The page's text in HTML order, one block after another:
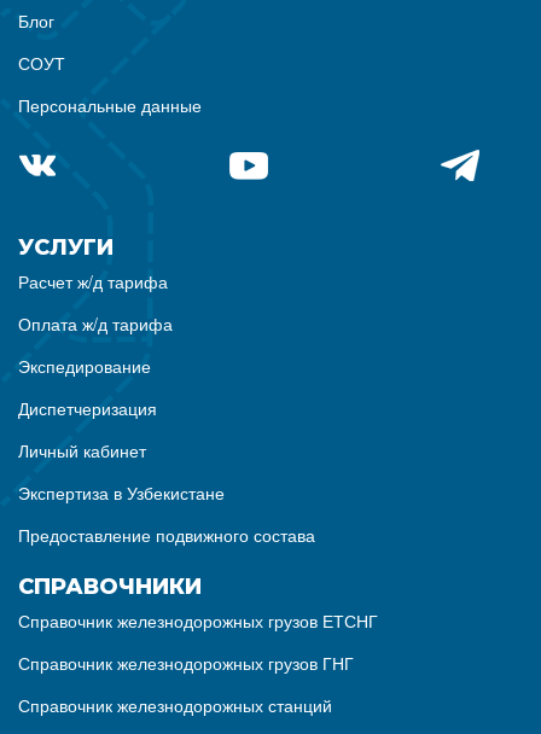
Блог
СОУТ
Персональные данные
УСЛУГИ
Расчет ж/д тарифа
Оплата ж/д тарифа
Экспедирование
Диспетчеризация
Личный кабинет
Экспертиза в Узбекистане
Предоставление подвижного состава
СПРАВОЧНИКИ
Справочник железнодорожных грузов ЕТСНГ
Справочник железнодорожных грузов ГНГ
Справочник железнодорожных станций